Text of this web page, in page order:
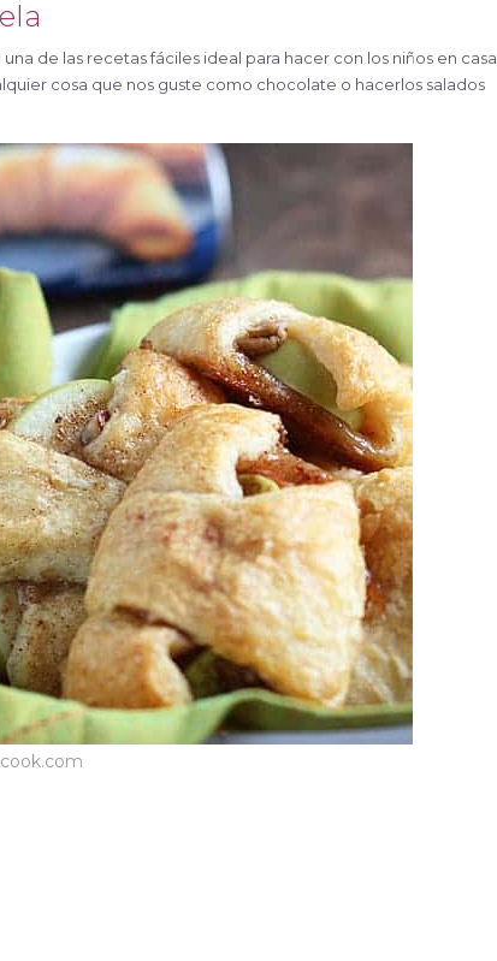
de las recetas fáciles ideal para hacer con los niños en casa
cosa que nos guste como chocolate o hacerlos salados